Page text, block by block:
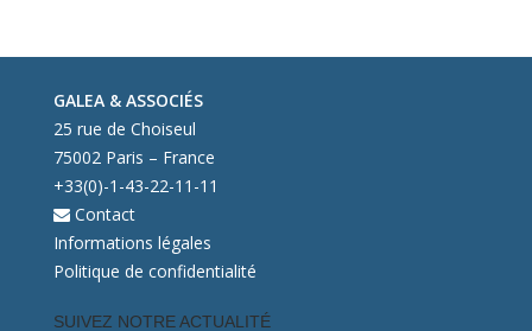
GALEA & ASSOCIÉS
25 rue de Choiseul
75002 Paris – France
+33(0)-1-43-22-11-11
Contact
Informations légales
Politique de confidentialité
SUIVEZ NOTRE ACTUALITÉ